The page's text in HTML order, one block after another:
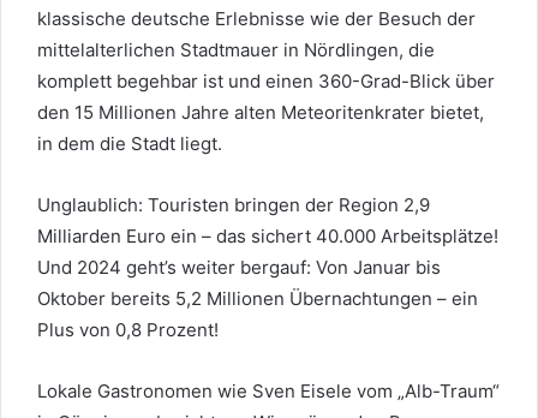
klassische deutsche Erlebnisse wie der Besuch der
mittelalterlichen Stadtmauer in Nördlingen, die
komplett begehbar ist und einen 360-Grad-Blick über
den 15 Millionen Jahre alten Meteoritenkrater bietet,
in dem die Stadt liegt.
Unglaublich: Touristen bringen der Region 2,9
Milliarden Euro ein – das sichert 40.000 Arbeitsplätze!
Und 2024 geht’s weiter bergauf: Von Januar bis
Oktober bereits 5,2 Millionen Übernachtungen – ein
Plus von 0,8 Prozent!
Lokale Gastronomen wie Sven Eisele vom „Alb-Traum“